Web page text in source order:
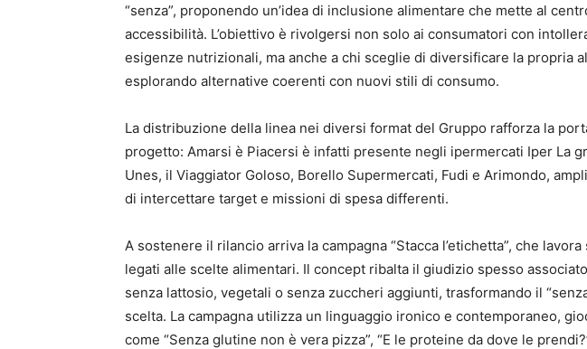
“senza”, proponendo un’idea di inclusione alimentare che mette al
accessibilità. L’obiettivo è rivolgersi non solo ai consumatori con
esigenze nutrizionali, ma anche a chi sceglie di diversificare la propria
esplorando alternative coerenti con nuovi stili di consumo.
La distribuzione della linea nei diversi format del Gruppo rafforza la
progetto: Amarsi è Piacersi è infatti presente negli ipermercati Iper La
Unes, il Viaggiator Goloso, Borello Supermercati, Fudi e Arimondo,
di intercettare target e missioni di spesa differenti.
A sostenere il rilancio arriva la campagna “Stacca l’etichetta”, che
legati alle scelte alimentari. Il concept ribalta il giudizio spesso
senza lattosio, vegetali o senza zuccheri aggiunti, trasformando il
scelta. La campagna utilizza un linguaggio ironico e contemporaneo,
come “Senza glutine non è vera pizza”, “E le proteine da dove le